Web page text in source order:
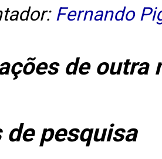
Fernando
de outra
pesquisa